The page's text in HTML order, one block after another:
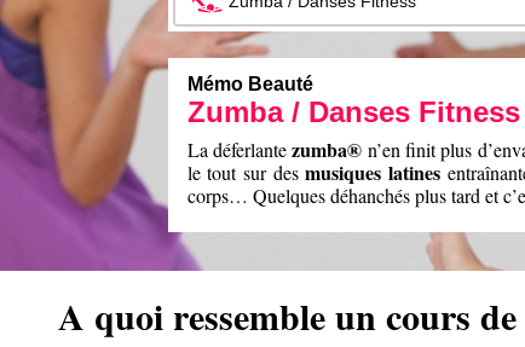
Mémo Beauté
Zumba / Danses Fitness
La déferlantezumba® n’en finit plus
le tout sur desmusiques latines
corps… Quelques déhanchés plus tard et
A quoi ressemble un cours